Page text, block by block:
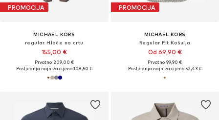
PROMOCIJA
MICHAEL KORS
regular Hlače na crtu
155,00 €
Prvotno: 209,00 €
Posljednja najniža cijena:108,50 €
PROMOCIJA
MICHAEL KORS
Regular Fit Košulja
Od 69,90 €
Prvotno: 99,90 €
Posljednja najniža cijena:52,43 €